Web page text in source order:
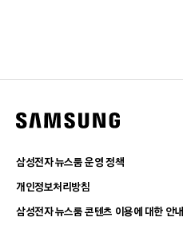
삼성전자 뉴스룸 운영 정책
개인정보처리방침
삼성전자 뉴스룸 콘텐츠 이용에 대한 안내